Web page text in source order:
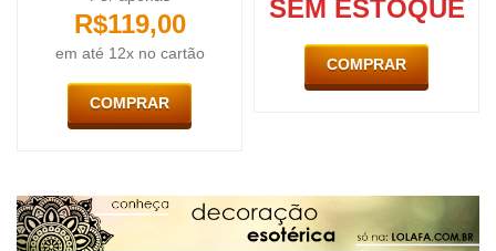
R$119,00
em até 12x no cartão
COMPRAR
SEM ESTOQUE
COMPRAR